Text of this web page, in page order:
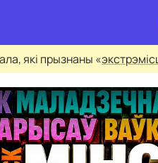
які прызнаны «